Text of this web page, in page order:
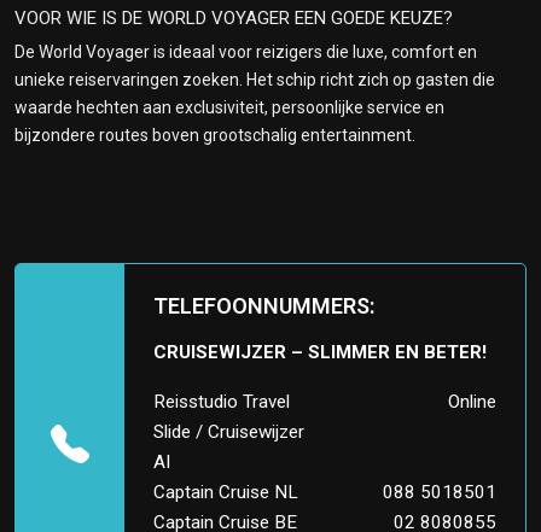
VOOR WIE IS DE WORLD VOYAGER EEN GOEDE KEUZE?
De World Voyager is ideaal voor reizigers die luxe, comfort en
unieke reiservaringen zoeken. Het schip richt zich op gasten die
waarde hechten aan exclusiviteit, persoonlijke service en
bijzondere routes boven grootschalig entertainment.
TELEFOONNUMMERS:
CRUISEWIJZER – SLIMMER EN BETER!
Reisstudio Travel
Slide / Cruisewijzer
AI
Online
Captain Cruise NL
088 5018501
Captain Cruise BE
02 8080855